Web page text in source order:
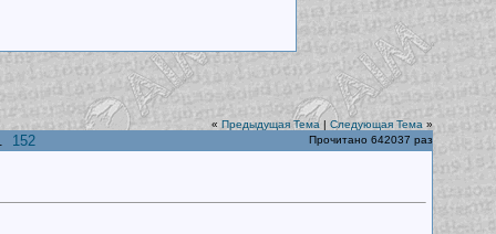
« Предыдущая Тема | Следующая Тема »
152 Прочитано 642037 раз